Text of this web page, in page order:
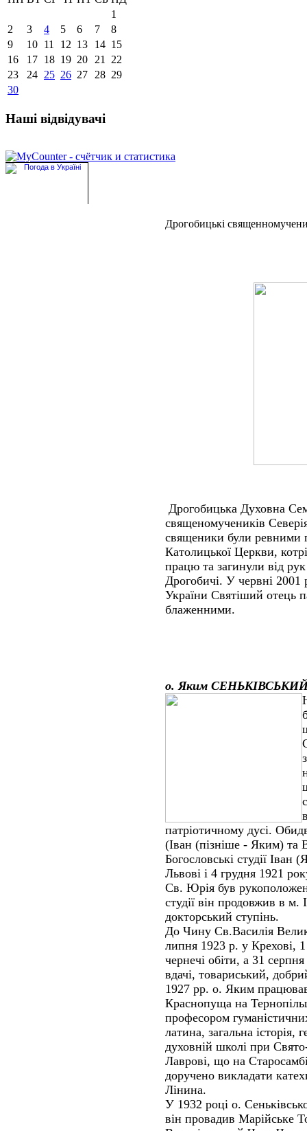
1
2
3 4 5 6 7
8
9
10 11 12 13 14 15
16
17 18 19 20 21
22
23
24 25 26 27 28 29
30
Наші відвідувачі
Дрогобицькі
Дрогобицька Духовна
священомучеників
священики були ревними
Католицької Церкви,
працю та загинули від
Дрогобичі. У червні 2001
України Святіший отець
блаженними.
о. Яким
патріотичному дусі.
(Іван (пізніше - Яким) та
Богословські студії Іван
Львові і 4 грудня 1921
Св. Юрія був
студії він продовжив в м.
докторський ступінь.
До Чину Св.Василія
липня 1923 р. у Крехові,
чернечі обіти, а 31
вдачі, товариський,
1927 pp. о. Яким
Краснопуща на
професором
латина, загальна
духовній школі при
Лаврові, що на
доручено викладати
Лінина.
У 1932 році о.
він провадив Марійське